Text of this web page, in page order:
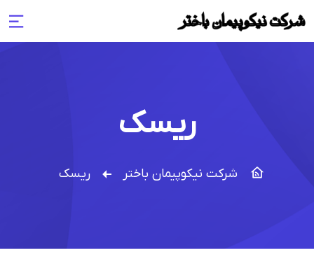
ریسک
شرکت نیکوپیمان باختر ریسک